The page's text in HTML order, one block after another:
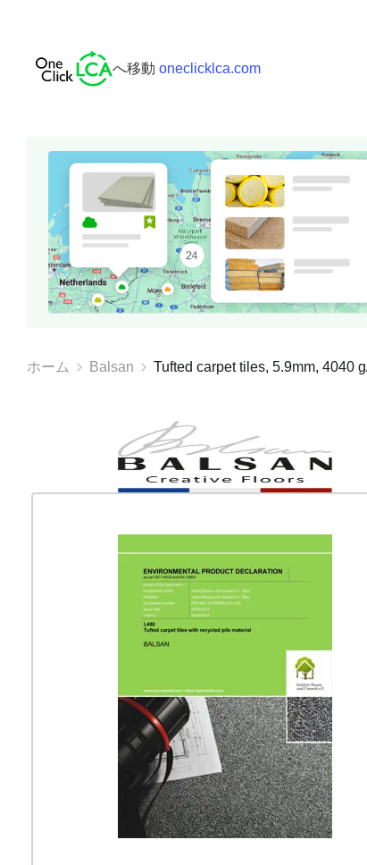
へ移動 oneclicklca.com
ホーム Balsan Tufted carpet tiles, 5.9mm, 4040